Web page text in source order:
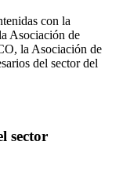
con la
Asociación de
la Asociación de
del sector del
sector